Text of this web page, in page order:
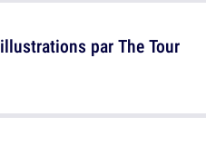
par The Tour